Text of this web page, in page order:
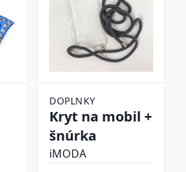
DOPLNKY
Kryt na mobil +
šnúrka
iMODA